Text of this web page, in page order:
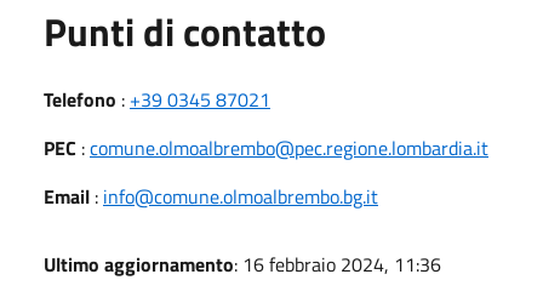
Punti di contatto
Telefono : +39 0345 87021
PEC :comune.olmoalbrembo@pec.regione.lombardia.it
Email : info@comune.olmoalbrembo.bg.it
Ultimo aggiornamento: 16 febbraio 2024, 11:36